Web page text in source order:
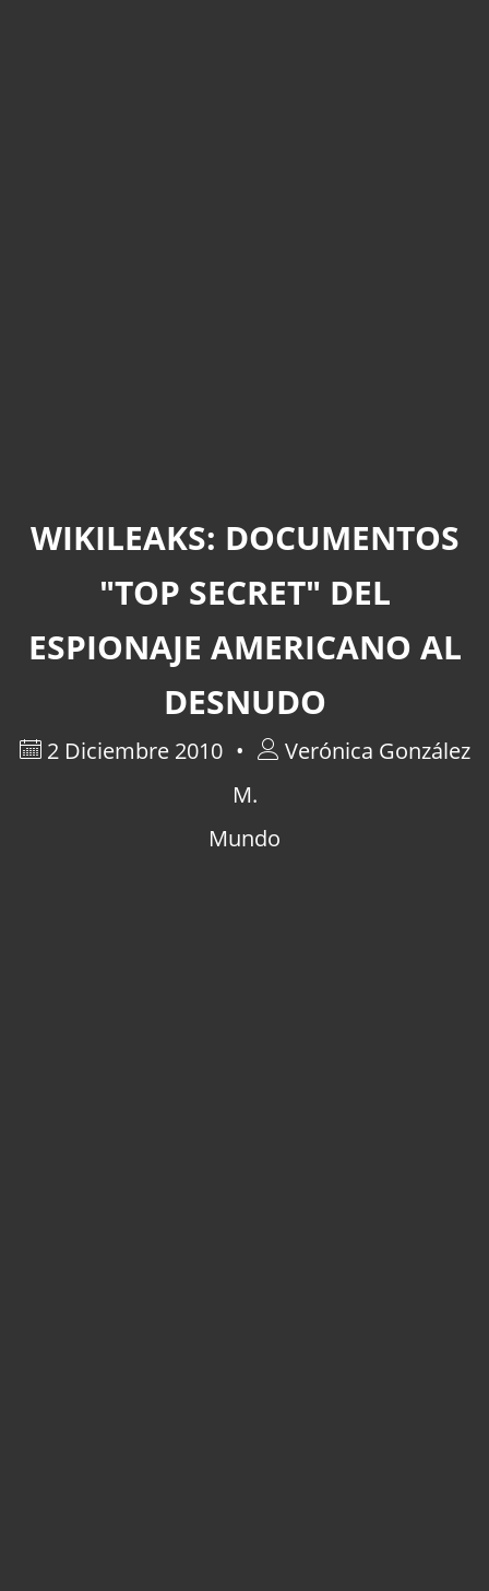
WIKILEAKS: DOCUMENTOS
"TOP SECRET" DEL
ESPIONAJE AMERICANO AL
DESNUDO
2 Diciembre 2010
Verónica González
M.
Mundo